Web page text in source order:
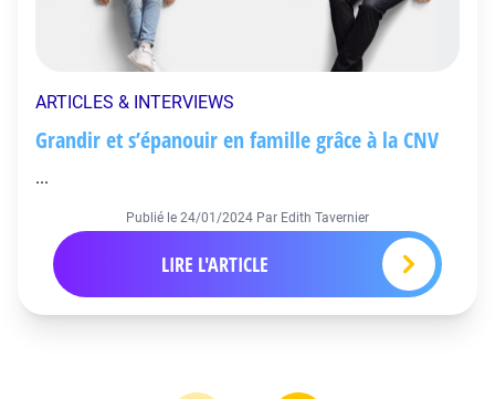
ARTICLES & INTERVIEWS
Grandir et s’épanouir en famille grâce à la CNV
...
Publié le 24/01/2024 Par Edith Tavernier
LIRE L'ARTICLE